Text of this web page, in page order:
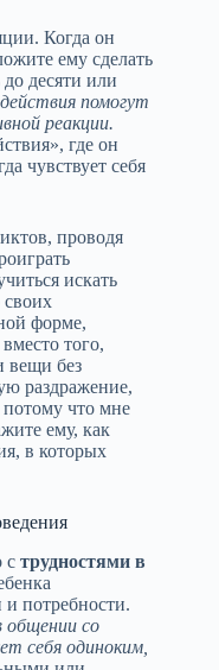
Когда он
ему сделать
до десяти или
помогут
реакции.
где он
чувствует себя
проводя
искать
своих
форме,
того,
вещи без
раздражение,
потому что мне
ему, как
в которых
с трудностями в
потребности.
общении со
себя одиноким,